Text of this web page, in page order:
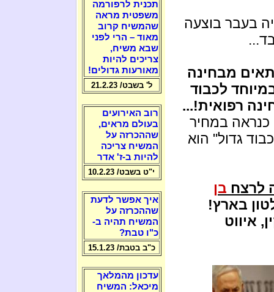
בעבר בוצעה
מבחינה
לכבוד
רפואית!...
כנראה במחיר
גדול" הוא
לרצח בן
בארץ!
איווט
תכנית לרפורמה
משפטית מראה
שהמשיח קרוב
מאוד – הרי לפני
שבא משיח,
צריכים להיות
מאורעות גדולים!
ל' בשבט/ 21.2.23
רוב האירועים
בעולם מראים,
שההכרזה על
המשיח צריכה
להיות ב-ז' אדר
י"ט בשבט/ 10.2.23
איך אפשר לדעת
שההכרזה על
המשיח תהיה ב-
כ"ו טבת?
כ"ב בטבת/ 15.1.23
עדכון מהמלאך
מיכאל: המשיח